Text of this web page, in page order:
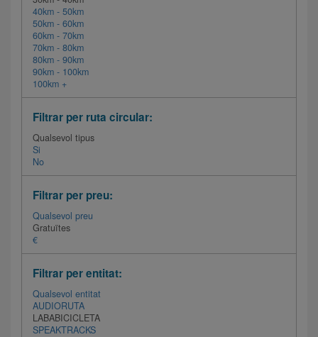
40km - 50km
50km - 60km
60km - 70km
70km - 80km
80km - 90km
90km - 100km
100km +
Filtrar per ruta circular:
Qualsevol tipus
Si
No
Filtrar per preu:
Qualsevol preu
Gratuïtes
€
Filtrar per entitat:
Qualsevol entitat
AUDIORUTA
LABABICICLETA
SPEAKTRACKS